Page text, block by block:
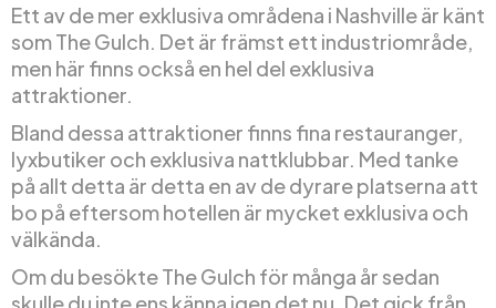
Ett av de mer exklusiva områdena i Nashville är känt
som The Gulch. Det är främst ett industriområde,
men här finns också en hel del exklusiva
attraktioner.
Bland dessa attraktioner finns fina restauranger,
lyxbutiker och exklusiva nattklubbar. Med tanke
på allt detta är detta en av de dyrare platserna att
bo på eftersom hotellen är mycket exklusiva och
välkända.
Om du besökte The Gulch för många år sedan
skulle du inte ens känna igen det nu. Det gick från